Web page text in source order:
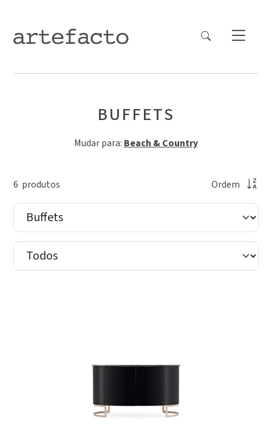
BUFFETS
Mudar para: Beach & Country
6 produtos Ordem